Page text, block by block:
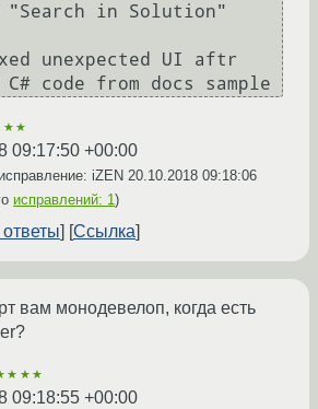
"Search in Solution"
code from docs sample
09:17:50 +00:00
iZEN 20.10.2018 09:18:06
исправлений: 1)
Ссылка
вам монодевелоп, когда есть
09:18:55 +00:00